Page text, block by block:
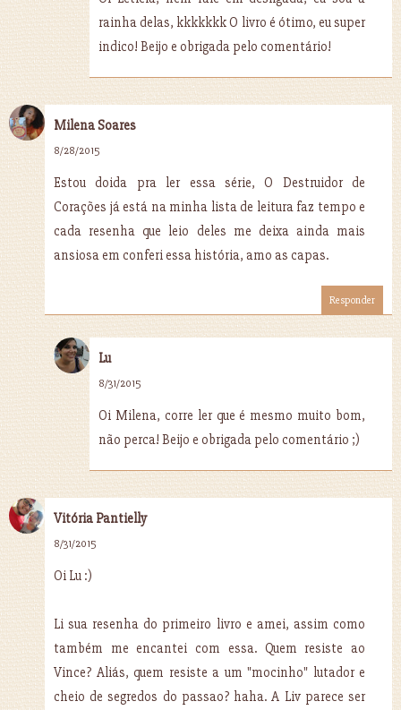
rainha delas, kkkkkkk O livro é ótimo, eu super
indico! Beijo e obrigada pelo comentário!
Milena Soares
8/28/2015
Estou doida pra ler essa série, O Destruidor de
Corações já está na minha lista de leitura faz tempo e
cada resenha que leio deles me deixa ainda mais
ansiosa em conferi essa história, amo as capas.
Responder
Lu
8/31/2015
Oi Milena, corre ler que é mesmo muito bom,
não perca! Beijo e obrigada pelo comentário ;)
Vitória Pantielly
8/31/2015
Oi Lu :)
Li sua resenha do primeiro livro e amei, assim como
também me encantei com essa. Quem resiste ao
Vince? Aliás, quem resiste a um "mocinho" lutador e
cheio de segredos do passao? haha. A Liv parece ser